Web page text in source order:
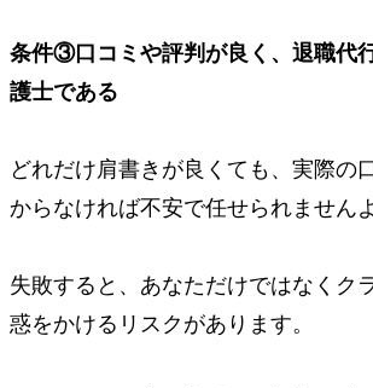
条件③口コミや評判が良く、退職代
護士である
どれだけ肩書きが良くても、実際の
からなければ不安で任せられませんよ
失敗すると、あなただけではなく ク
惑をかけるリスク があります。